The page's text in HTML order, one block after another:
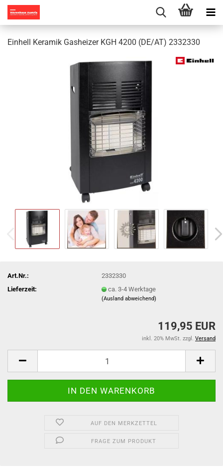
Einhell Keramik Gasheizer KGH 4200 (DE/AT) 2332330
Art.Nr.:
2332330
Lieferzeit:
ca. 3-4 Werktage
(Ausland abweichend)
119,95 EUR
inkl. 20% MwSt. zzgl. Versand
AUF DEN MERKZETTEL
FRAGE ZUM PRODUKT